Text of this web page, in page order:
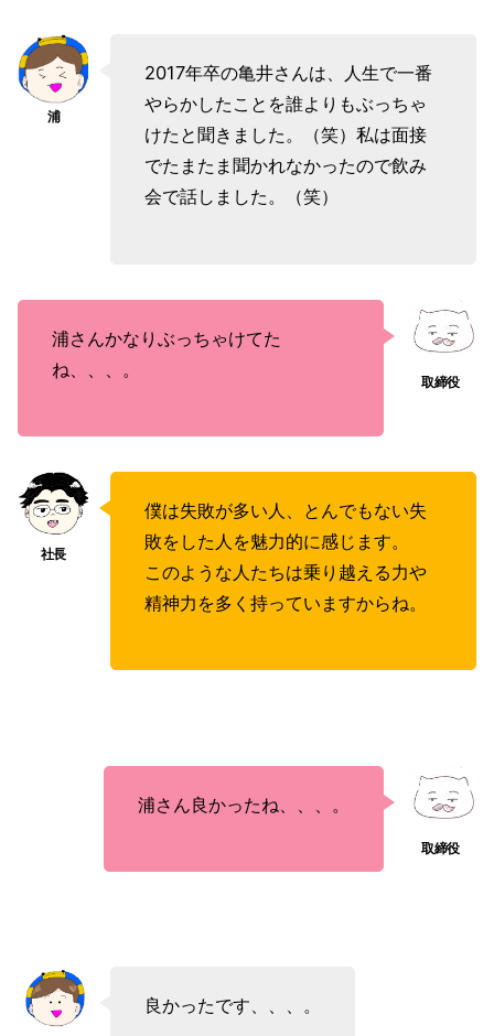
2017年卒の亀井さんは、人生で一番
やらかしたことを誰よりもぶっちゃ
けたと聞きました。（笑）私は面接
でたまたま聞かれなかったので飲み
会で話しました。（笑）
浦さんかなりぶっちゃけてた
ね、、、。
僕は失敗が多い人、とんでもない失
敗をした人を魅力的に感じます。
このような人たちは乗り越える力や
精神力を多く持っていますからね。
浦さん良かったね、、、。
良かったです、、、。